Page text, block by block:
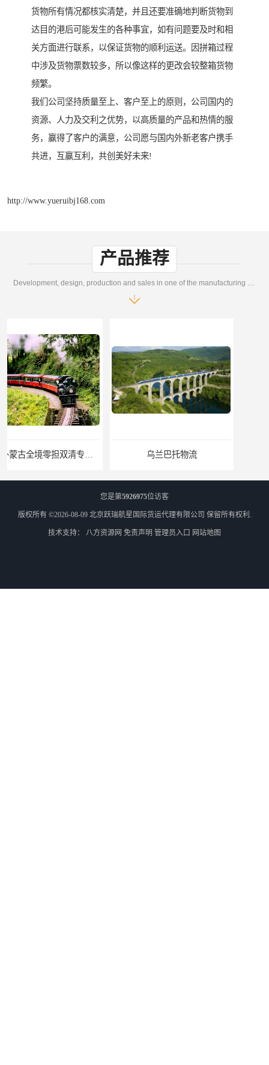
货物所有情况都核实清楚，并且还要准确地判断货物到
达目的港后可能发生的各种事宜，如有问题要及时和相
关方面进行联系，以保证货物的顺利运送。因拼箱过程
中涉及货物票数较多，所以像这样的更改会较整箱货物
频繁。
我们公司坚持质量至上、客户至上的原则，公司国内的
资源、人力及交利之优势，以高质量的产品和热情的服
务，赢得了客户的满意，公司愿与国内外新老客户携手
共进，互赢互利，共创美好未来!
http://www.yueruibj168.com
产品推荐
Development, design, production and sales in one of the manufacturing enterprises
乌兰巴托物流 外蒙古货运
您是第5926975位访客
版权所有 ©2026-08-09 北京跃瑞航星国际货运代理有限公司 保留所有权利.
技术支持： 八方资源网 免责声明 管理员入口 网站地图